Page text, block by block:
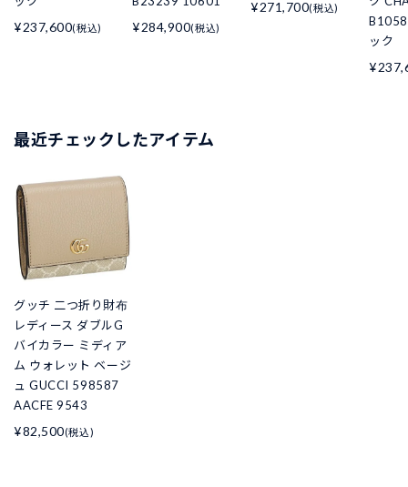
¥237,600(税込) ¥284,900(税込)
¥271,700(税込)
ック
最近チェックしたアイテム
グッチ 二つ折り財布
レディース ダブルG
バイカラー ミディア
ム ウォレット ベージ
ュ GUCCI 598587
AACFE 9543
¥82,500(税込)